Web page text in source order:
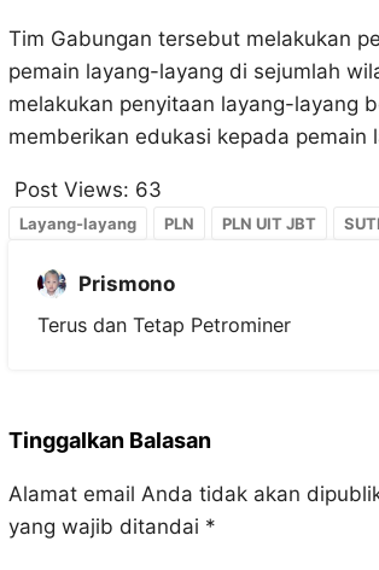
Tim Gabungan tersebut melakukan
pemain layang-layang di sejumlah
melakukan penyitaan layang-layang
memberikan edukasi kepada pemain
Post Views: 63
Layang-layang PLN PLN UIT JBT
Prismono
Terus dan Tetap Petrominer
Tinggalkan Balasan
Alamat email Anda tidak akan
yang wajib ditandai *